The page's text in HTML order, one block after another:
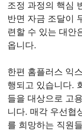
조정 과정의 핵심
반면 자금 조달이
련할 수 있는 대안
옵니다.
한편 홈플러스 익
행되고 있습니다.
들을 대상으로 고
니다. 매각 우선협
를 희망하는 직원